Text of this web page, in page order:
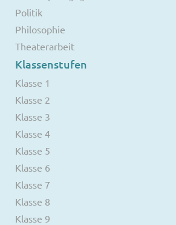
Politik
Philosophie
Theaterarbeit
Klassenstufen
Klasse 1
Klasse 2
Klasse 3
Klasse 4
Klasse 5
Klasse 6
Klasse 7
Klasse 8
Klasse 9